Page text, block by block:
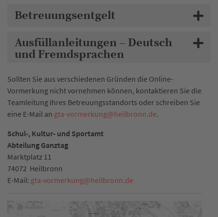
Betreuungsentgelt
Ausfüllanleitungen – Deutsch
und Fremdsprachen
Sollten Sie aus verschiedenen Gründen die Online-
Vormerkung nicht vornehmen können, kontaktieren Sie die
Teamleitung Ihres Betreuungsstandorts oder schreiben Sie
eine E-Mail an gta-vormerkung@heilbronn.de.
Schul-, Kultur- und Sportamt
Abteilung Ganztag
Marktplatz 11
74072 Heilbronn
E-Mail: gta-vormerkung@heilbronn.de